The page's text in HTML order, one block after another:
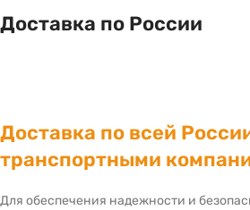
Доставка по России
Доставка по всей
транспортными
Для обеспечения надежности и